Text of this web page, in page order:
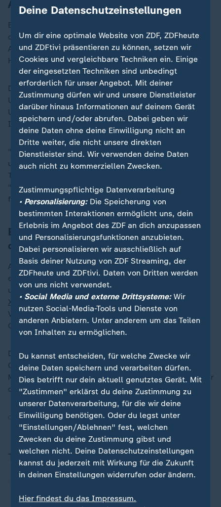
Attacke in New York vor Investorentag
Ermittler erklärten gegenüber dem TV-Sender CNN,
dass der Bewaffnete bereits einige Zeit vor Thompsons
Ankunft in der Gegend gewartet habe. Das Hilton-
Hotel wurde von der New Yorker Polizei abgeriegelt.
Der Gesundheits- und Versicherungskonzern
UnitedHealth Group, die Muttergesellschaft von
UnitedHealthcare, sagte seine geplante
Investorenkonferenz in Manhattan ab.
"Wir sind zutiefst traurig und geschockt über den Tod
unseres lieben Freundes und Kollegen Brian
Thompson", hieß es in einer Mitteilung des Konzerns.
"Brian war ein hoch respektierter Kollege und Freund
für alle, die mit ihm zusammengearbeitet haben."
Einer der größten Krankenversicherer
der USA
Aus der US-Politik gibt es erste Reaktionen. Der
ehemalige demokratische Präsidentschaftskandidat
und Gouverneur von Minnesota,
X
von "schrecklichen Nachrichten und einem großen
Verlust für die Geschäftswelt und
Gesundheitsdienstleister in Minnesota".
Der 50-jährige Brian Thompson war seit April 2021
CEO von UnitedHealthcare. Der Konzern mit Sitz in
Minnetonka im US-Bundesstaat Minnesota gilt als einer
der größten Krankenversicherer der USA.
Quelle:Reuters, AFP, dpa
Thema
Deine Datenschutzeinstellungen
Um dir eine optimale Website von ZDF, ZDFheute
und ZDFtivi präsentieren zu können, setzen wir
Cookies und vergleichbare Techniken ein. Einige
der eingesetzten Techniken sind unbedingt
erforderlich für unser Angebot. Mit deiner
Zustimmung dürfen wir und unsere Dienstleister
darüber hinaus Informationen auf deinem Gerät
speichern und/oder abrufen. Dabei geben wir
deine Daten ohne deine Einwilligung nicht an
Dritte weiter, die nicht unsere direkten
Dienstleister sind. Wir verwenden deine Daten
auch nicht zu kommerziellen Zwecken.
Zustimmungspflichtige Datenverarbeitung
• Personalisierung:Die Speicherung von
bestimmten Interaktionen ermöglicht uns, dein
Erlebnis im Angebot des ZDF an dich anzupassen
und Personalisierungsfunktionen anzubieten.
Dabei personalisieren wir ausschließlich auf
Basis deiner Nutzung von ZDF Streaming, der
ZDFheute und ZDFtivi. Daten von Dritten werden
von uns nicht verwendet.
• Social Media und externe Drittsysteme:Wir
nutzen Social-Media-Tools und Dienste von
anderen Anbietern. Unter anderem um das Teilen
von Inhalten zu ermöglichen.
Du kannst entscheiden, für welche Zwecke wir
deine Daten speichern und verarbeiten dürfen.
Dies betrifft nur dein aktuell genutztes Gerät. Mit
"Zustimmen" erklärst du deine Zustimmung zu
unserer Datenverarbeitung, für die wir deine
Einwilligung benötigen. Oder du legst unter
"Einstellungen/Ablehnen" fest, welchen
Zwecken du deine Zustimmung gibst und
welchen nicht. Deine Datenschutzeinstellungen
kannst du jederzeit mit Wirkung für die Zukunft
in deinen Einstellungen widerrufen oder ändern.
Hier findest du das Impressum.